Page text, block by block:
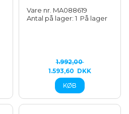
Vare nr. MA088619
Antal på lager: 1 På lager
1.992,00
1.593,60 DKK